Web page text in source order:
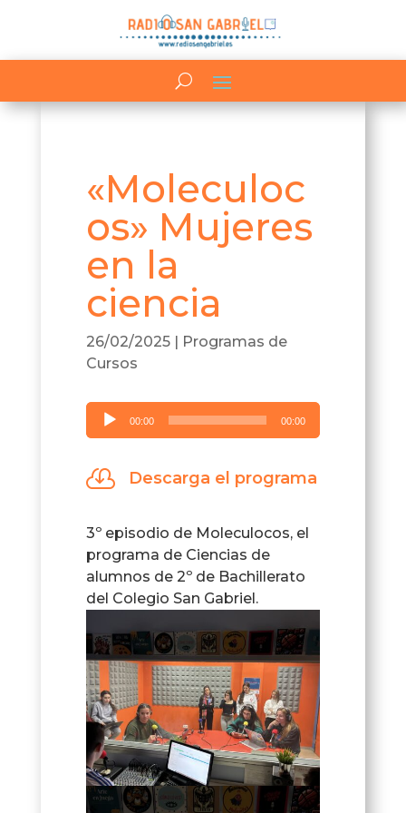
«Moleculoc
os» Mujeres
en la
ciencia
26/02/2025| Programas de
Cursos
Reproductor
de
00:00 00:00
 Descarga el programa
3º episodio de Moleculocos, el
programa de Ciencias de
alumnos de 2º de Bachillerato
del Colegio San Gabriel.